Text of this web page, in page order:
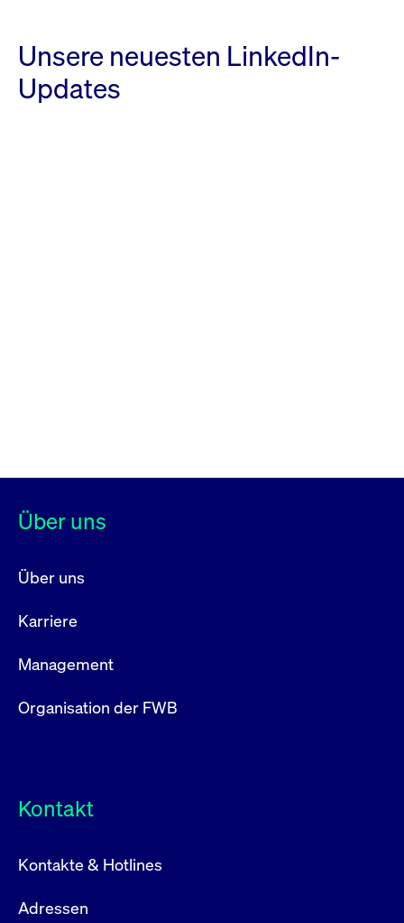
Unsere neuesten LinkedIn-
Updates
Über uns
Über uns
Karriere
Management
Organisation der FWB
Kontakt
Kontakte & Hotlines
Adressen